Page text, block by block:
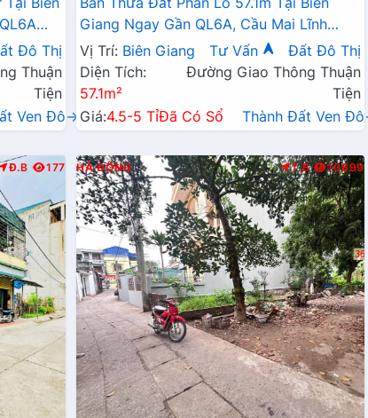
Đô Thị
Thuận
Tiện
Ven Đô→
Giang Ngay Gần QL6A, Cầu Mai Lĩnh
Đang Mở Rộng Giá Chỉ Vài Tỷ
Vị Trí: Biên Giang Tư Vấn
Đất Đô Thị
Diện Tích:
57.1m²
Đường Giao Thông Thuận
Tiện
Giá:4.5-5 TỉĐã Có Sổ Thành Đất Ven
Đ.B 177 HÀ ĐÔNG T.B 10699